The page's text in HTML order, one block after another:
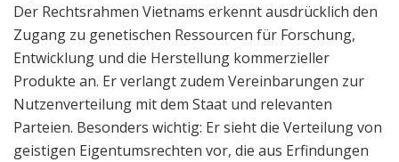
Der Rechtsrahmen Vietnams erkennt ausdrücklich den
Zugang zu genetischen Ressourcen für Forschung,
Entwicklung und die Herstellung kommerzieller
Produkte an. Er verlangt zudem Vereinbarungen zur
Nutzenverteilung mit dem Staat und relevanten
Parteien. Besonders wichtig: Er sieht die Verteilung von
geistigen Eigentumsrechten vor, die aus Erfindungen